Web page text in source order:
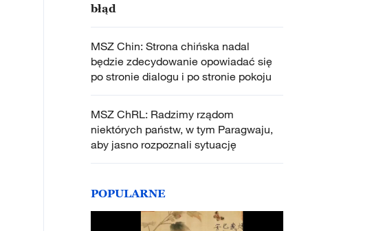
błąd
MSZ Chin: Strona chińska nadal
będzie zdecydowanie opowiadać się
po stronie dialogu i po stronie pokoju
MSZ ChRL: Radzimy rządom
niektórych państw, w tym Paragwaju,
aby jasno rozpoznali sytuację
POPULARNE